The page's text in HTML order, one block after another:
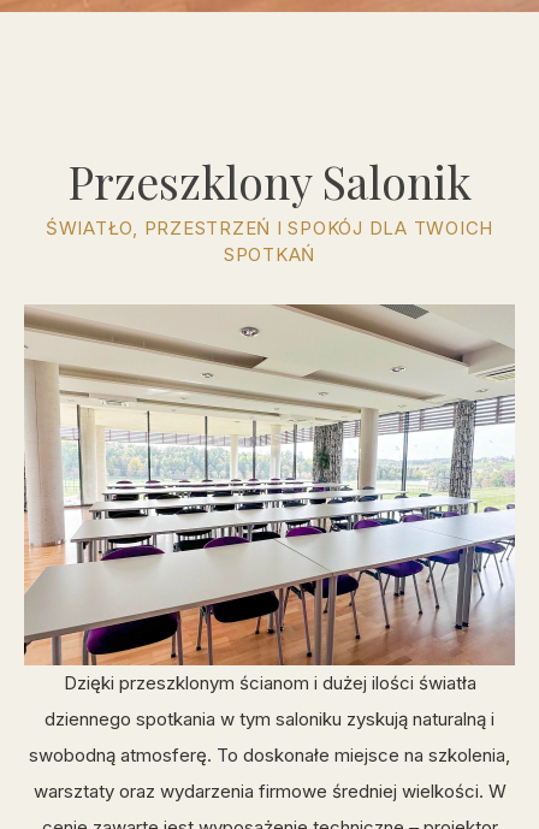
Przeszklony Salonik
ŚWIATŁO, PRZESTRZEŃ I SPOKÓJ DLA TWOICH
SPOTKAŃ
Dzięki przeszklonym ścianom i dużej ilości światła
dziennego spotkania w tym saloniku zyskują naturalną i
swobodną atmosferę. To doskonałe miejsce na szkolenia,
warsztaty oraz wydarzenia firmowe średniej wielkości. W